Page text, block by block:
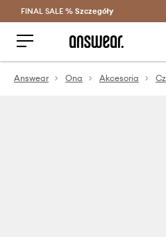
Oszczędzaj z
FINAL SALE % Szczegóły
Answear Ona Akcesoria